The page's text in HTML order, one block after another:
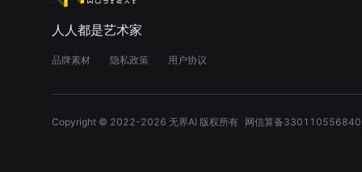
人人都是艺术家
品牌素材 隐私政策 用户协议
Copyright © 2022-2026 无界AI 版权所有 网信算备